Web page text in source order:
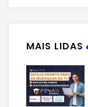
MAIS LIDAS